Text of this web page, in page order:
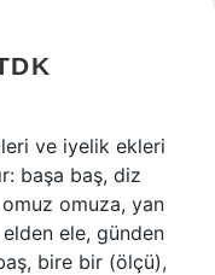
ve iyelik ekleri
başa baş, diz
omuza, yan
ele, günden
bire bir (ölçü),